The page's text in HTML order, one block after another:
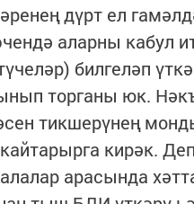
дүрт ел
аларны кабул
билгеләп
торганы юк.
тикшерүнең
кирәк.
арасында